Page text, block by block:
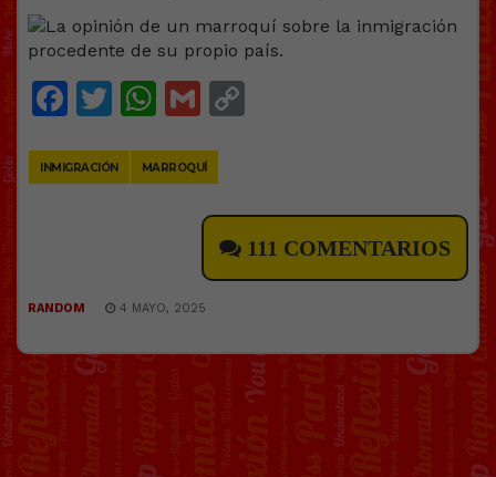
Facebook
Twitter
WhatsApp
Gmail
INMIGRACIÓN MARROQUÍ
111 COMENTARIOS
RANDOM 4 MAYO, 2025